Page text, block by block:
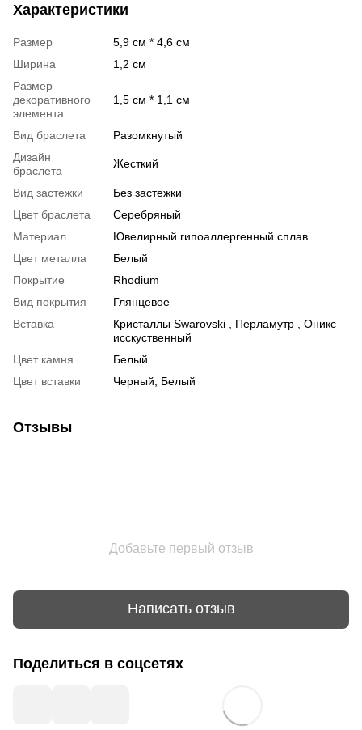
Характеристики
Размер
5,9 см * 4,6 см
Ширина
1,2 см
Размер
декоративного
элемента
1,5 см * 1,1 см
Вид браслета
Разомкнутый
Дизайн
браслета
Жесткий
Вид застежки
Без застежки
Цвет браслета
Серебряный
Материал
Ювелирный гипоаллергенный сплав
Цвет металла
Белый
Покрытие
Rhodium
Вид покрытия
Глянцевое
Вставка
Кристаллы Swarovski , Перламутр , Оникс
исскуственный
Цвет камня
Белый
Цвет вставки
Черный, Белый
Отзывы
Добавьте первый отзыв
Написать отзыв
Поделиться в соцсетях